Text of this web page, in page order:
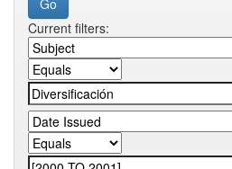
Current filters: